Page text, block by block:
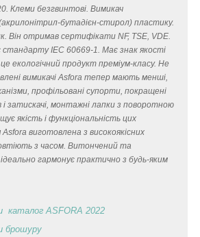
Клеми безгвинтові. Вимикач
бутадієн-стирол) пластику.
Він отримав сертифікати NF, TSE, VDE.
стандарту IEC 60669-1. Має знак якості
екологічний продукт преміум-класу. Не
вимикачі Asfora тепер мають менші,
профільовані супорти, покращені
і затискачі, монтажні лапки з поворотною
якість і функціональність цих
Asfora виготовлена з високоякісних
з часом. Витончений та
гармонує практично з будь-яким
каталог ASFORA 2022
брошуру